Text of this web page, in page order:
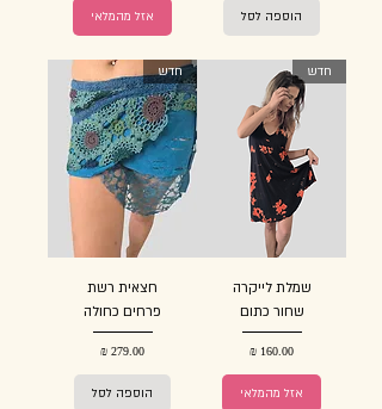
הוספה לסל אזל מהמלאי
חדש
שמלת לייקרה
שחור כתום
מחיר
אזל מהמלאי
חדש
חצאית רשת
פרחים כחולה
מחיר
הוספה לסל